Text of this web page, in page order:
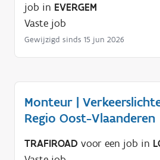
job in EVERGEM
Vaste job
Gewijzigd sinds 15 jun 2026
Monteur |
Regio Oost-Vlaanderen
TRAFIROAD voor een job in